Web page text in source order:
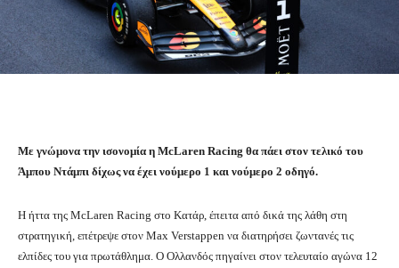
Με γνώμονα την ισονομία η McLaren Racing θα πάει στον τελικό του
Άμπου Ντάμπι δίχως να έχει νούμερο 1 και νούμερο 2 οδηγό.
Η ήττα της McLaren Racing στο Κατάρ, έπειτα από δικά της λάθη στη
στρατηγική, επέτρεψε στον Max Verstappen να διατηρήσει ζωντανές τις
ελπίδες του για πρωτάθλημα. Ο Ολλανδός πηγαίνει στον τελευταίο αγώνα 12